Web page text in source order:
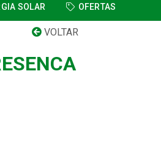
SOLAR OFERTAS
VOLTAR